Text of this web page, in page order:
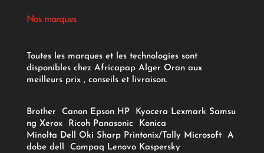
Nos marques
Toutes les marques et les technologies sont
disponibles chez Africapap Alger Oran aux
meilleurs prix , conseils et livraison.
Brother Canon Epson HP Kyocera Lexmark Samsu
ng Xerox Ricoh Panasonic
Konica
Minolta Dell Oki Sharp Printonix/Tally Microsoft
A
dobe dell Compaq Lenovo Kaspersky